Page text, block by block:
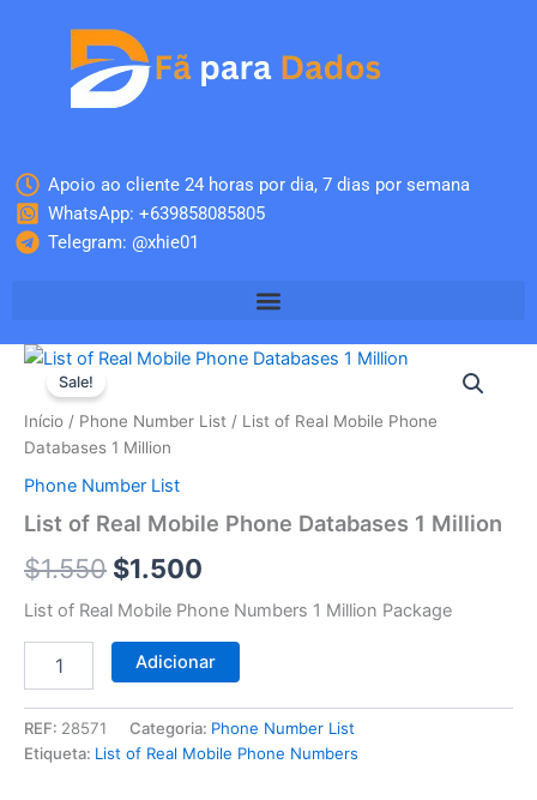
Apoio ao cliente 24 horas por dia, 7 dias por semana
WhatsApp: +639858085805
Telegram: @xhie01
Sale!
Início / Phone Number List / List of Real Mobile Phone
Databases 1 Million
Phone Number List
List of Real Mobile Phone Databases 1 Million
$1.550
O
preço
original
era:
$1.550.
$1.500
O
preço
$1.500.
List of Real Mobile Phone Numbers 1 Million Package
Quantidade
List
of
Real
Mobile
Phone
Databases
Million
Adicionar
REF: 28571 Categoria: Phone Number List
Etiqueta: List of Real Mobile Phone Numbers